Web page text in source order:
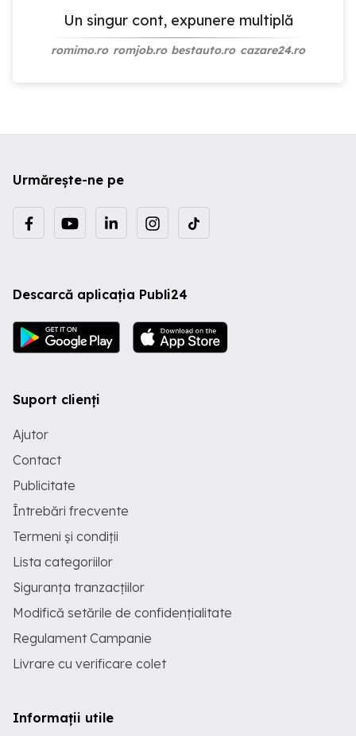
Un singur cont, expunere multiplă
romimo.ro romjob.ro bestauto.ro cazare24.ro
Urmărește-ne pe
Descarcă aplicația Publi24
Suport clienți
Ajutor
Contact
Publicitate
Întrebări frecvente
Termeni și condiții
Lista categoriilor
Siguranța tranzacțiilor
Modifică setările de confidențialitate
Regulament Campanie
Livrare cu verificare colet
Informații utile